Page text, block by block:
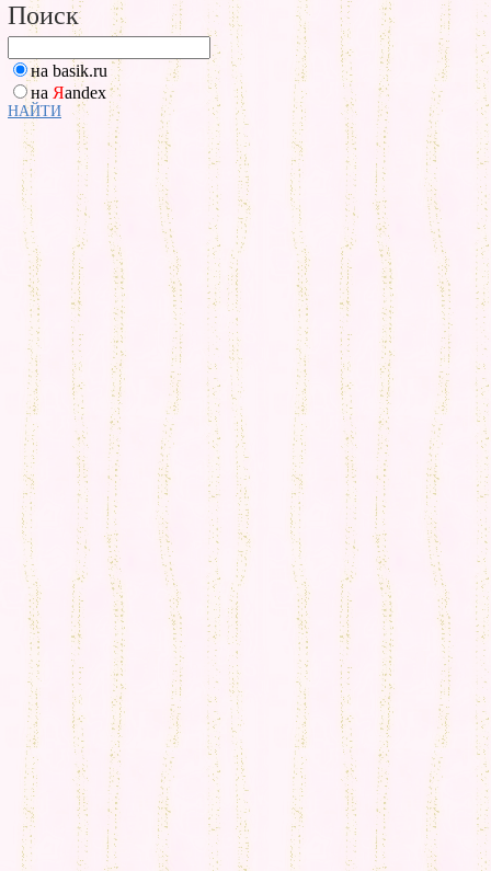
Поиск
на basik.ru
на Яandex
НАЙТИ